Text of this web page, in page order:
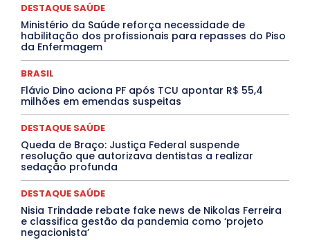
DESTAQUES OUTROS
ELEIÇÕES
EMPREGO E OPORTUNIDADES
Especial
Espírito Santo ESPORTE
ESTÁGIO
EVENTOS
Febre Oropouche
FILMES
Goiás
Jogos Online
JUDICIÁRIO LITERATURA
Maranhão
Marburg
Mato Grosso
MEIO AMBIENTE
Minas Gerais MOBILIDADE
MPOX
MÚSICA
O Plantonista
PROCESSO SELETIVO
PUBLIEDITORIAL
QUALIFICAÇÃO PROFISSIONAL
RESIDÊNCIA
Rio de Janeiro
Santa Catarina
Saúde Agora
TÁ FROID?
TEATRO TECNOLOGIA
TIC TAC
Tocantins
Utilidade Pública ZikaVirus
DESTAQUE SAÚDE
Ministério da Saúde reforça necessidade de
habilitação dos profissionais para repasses do Piso
da Enfermagem
BRASIL
Flávio Dino aciona PF após TCU apontar R$ 55,4
milhões em emendas suspeitas
DESTAQUE SAÚDE
Queda de Braço: Justiça Federal suspende
resolução que autorizava dentistas a realizar
sedação profunda
DESTAQUE SAÚDE
Nisia Trindade rebate fake news de Nikolas Ferreira
e classifica gestão da pandemia como ‘projeto
negacionista’